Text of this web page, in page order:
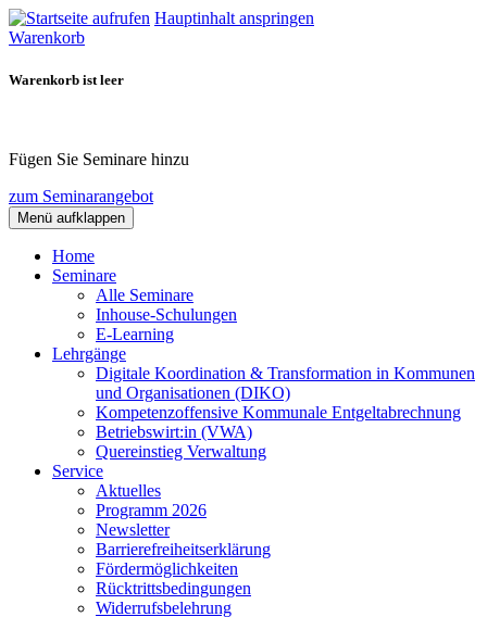
Hauptinhalt anspringen
Warenkorb
Warenkorb ist leer
Fügen Sie Seminare hinzu
zum Seminarangebot
Menü aufklappen
Home
Seminare
Alle Seminare
Inhouse-Schulungen
E-Learning
Lehrgänge
Digitale Koordination & Transformation in Kommunen
und Organisationen (DIKO)
Kompetenzoffensive Kommunale Entgeltabrechnung
Betriebswirt:in (VWA)
Quereinstieg Verwaltung
Service
Aktuelles
Programm 2026
Newsletter
Barrierefreiheitserklärung
Fördermöglichkeiten
Rücktrittsbedingungen
Widerrufsbelehrung